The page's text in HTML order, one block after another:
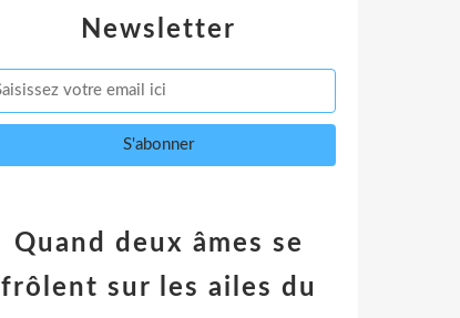
Newsletter
Quand deux âmes se
frôlent sur les ailes du